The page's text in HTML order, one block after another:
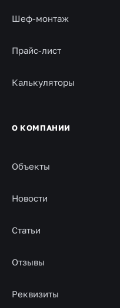
Шеф-монтаж
Прайс-лист
Калькуляторы
О КОМПАНИИ
Объекты
Новости
Статьи
Отзывы
Реквизиты